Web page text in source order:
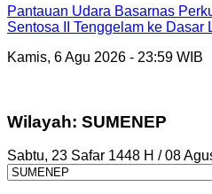
Pantauan Udara Basarnas
Sentosa II Tenggelam ke Dasar
Kamis, 6 Agu 2026 - 23:59 WIB
Wilayah: SUMENEP
Sabtu, 23 Safar 1448 H / 08